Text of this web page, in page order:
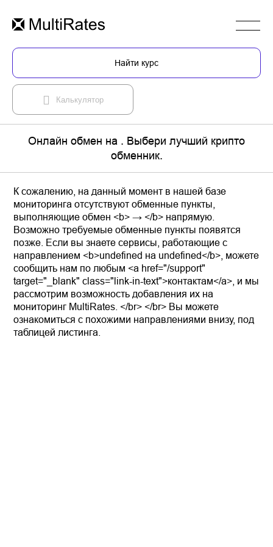
Найти курс
Калькулятор
Онлайн обмен на . Выбери лучший крипто
обменник.
К сожалению, на данный момент в нашей базе
мониторинга отсутствуют обменные пункты,
выполняющие обмен <b> → </b> напрямую.
Возможно требуемые обменные пункты появятся
позже. Если вы знаете сервисы, работающие с
направлением <b>undefined на undefined</b>, можете
сообщить нам по любым <a href="/support"
target="_blank" class="link-in-text">контактам</a>, и мы
рассмотрим возможность добавления их на
мониторинг MultiRates. </br> </br> Вы можете
ознакомиться с похожими направлениями внизу, под
таблицей листинга.